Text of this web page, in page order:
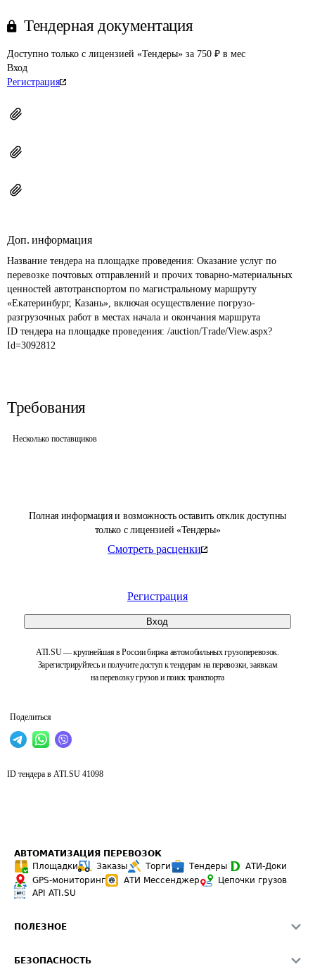
Полная информация и возможность оставить отклик доступны
только с лицензией «Тендеры»
Смотреть расценки
Регистрация
Вход
ATI.SU — крупнейшая в России биржа автомобильных грузоперевозок.
Зарегистрируйтесь и получите доступ к тендерам на перевозки, заявкам
на перевозку грузов и поиск транспорта
Поделиться
Тендерная документация
Доступно только с лицензией «Тендеры» за 750 ₽ в мес
Вход
Регистрация
Доп. информация
Название тендера на площадке проведения: Оказание услуг по
перевозке почтовых отправлений и прочих товарно-материальных
ценностей автотранспортом по магистральному маршруту
«Екатеринбург, Казань», включая осуществление погрузо-
разгрузочных работ в местах начала и окончания маршрута
ID тендера на площадке проведения: /auction/Trade/View.aspx?
Id=3092812
Требования
Несколько поставщиков
ID тендера в ATI.SU 41098
АВТОМАТИЗАЦИЯ ПЕРЕВОЗОК
Площадки
Заказы Торги Тендеры
АТИ-Доки
GPS-мониторинг
АТИ Мессенджер
Цепочки грузов
API ATI.SU
ПОЛЕЗНОЕ
БЕЗОПАСНОСТЬ